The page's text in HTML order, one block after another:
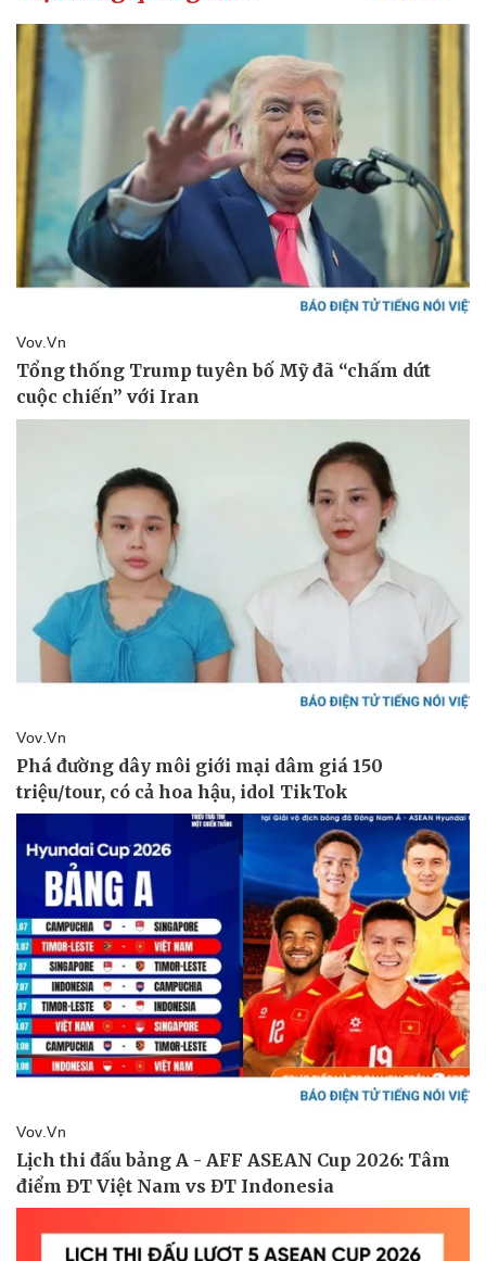
Bất động sản
Khởi nghiệp
Thị trường
Giá vàng
Tiêu dùng
Chứng khoán
Giá cà phê